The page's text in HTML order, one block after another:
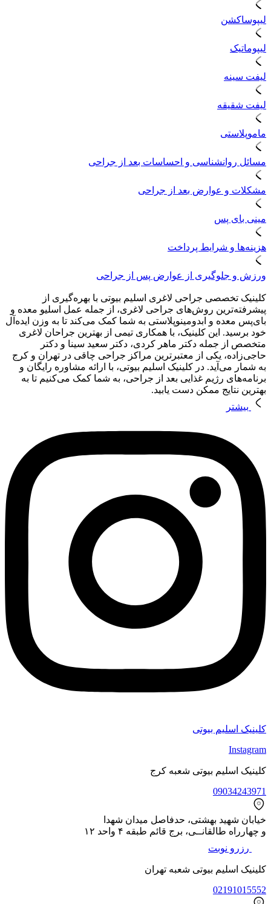
لیپوساکشن
لیپوماتیک
لیفت سینه
لیفت شقیقه
ماموپلاستی
مسائل روانشناسی و احساسات بعد از جراحی
مشکلات و عوارض بعد از جراحی
مینی بای پس
هزینه‌ها و شرایط پرداخت
ورزش و جلوگیری از عوارض پس از جراحی
کلینیک تخصصی جراحی لاغری اسلیم بیوتی با بهره‌گیری از
پیشرفته‌ترین روش‌های جراحی لاغری، از جمله عمل اسلیو معده و
بای‌پس معده و ابدومینوپلاستی به شما کمک می‌کند تا به وزن ایده‌آل
خود برسید. این کلینیک، با همکاری تیمی از بهترین جراحان لاغری
متخصص از جمله دکتر ماهر کردی، دکتر سعید سینا و دکتر
حاجی‌زاده، یکی از معتبرترین مراکز جراحی چاقی در تهران و کرج
به شمار می‌آید. در کلینیک اسلیم بیوتی، با ارائه مشاوره رایگان و
برنامه‌های رژیم غذایی بعد از جراحی، به شما کمک می‌کنیم تا به
بهترین نتایج ممکن دست یابید.
بیشتر
کلینیک اسلیم بیوتی
Instagram
کلینیک اسلیم بیوتی شعبه کرج
09034243971
خیابان شهید بهشتی، حدفاصل میدان شهدا
و چهارراه طالقانــی، برج قائم طبقه ۴ واحد ۱۲
رزرو نوبت
کلینیک اسلیم بیوتی شعبه تهران
02191015552